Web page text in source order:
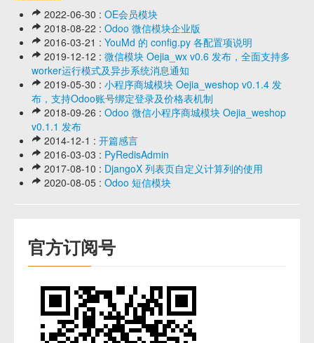
2022-06-30 : OE会员模块
2018-08-22 : Odoo 微信模块企业版
2016-03-21 : YouMd 的 config.py 各配置项说明
2019-12-12 : 微信模块 Oejia_wx v0.6 发布，全面支持多
worker运行模式及异步系统消息通知
2019-05-30 : 小程序商城模块 Oejia_weshop v0.1.4 发
布，支持Odoo账号绑定登录及价格表机制
2018-09-26 : Odoo 微信小程序商城模块 Oejia_weshop
v0.1.1 发布
2014-12-1 : 开篇感言
2016-03-03 : PyRedisAdmin
2017-08-10 : DjangoX 列表页自定义计算列的使用
2020-08-05 : Odoo 短信模块
官方订阅号